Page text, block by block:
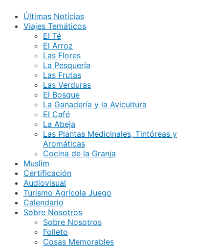
Últimas Noticias
Viajes Temáticos
El Té
El Arroz
Las Flores
La Pesquería
Las Frutas
Las Verduras
El Bosque
La Ganadería y la Avicultura
El Café
La Abeja
Las Plantas Medicinales, Tintóreas y
Aromáticas
Cocina de la Granja
Muslim
Certificación
Audiovisual
Turismo Agrícola Juego
Calendario
Sobre Nosotros
Sobre Nosotros
Folleto
Cosas Memorables